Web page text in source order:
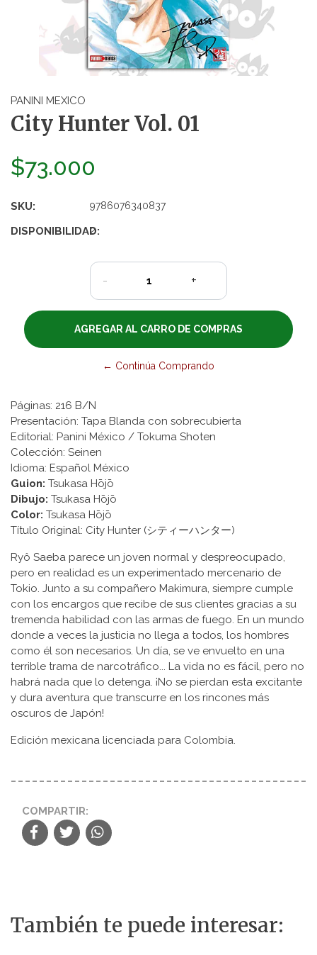
PANINI MEXICO
City Hunter Vol. 01
$73.000
SKU: 9786076340837
DISPONIBILIDAD:
2
- +
← Continúa Comprando
Páginas: 216 B/N
Presentación: Tapa Blanda con sobrecubierta
Editorial: Panini México / Tokuma Shoten
Colección: Seinen
Idioma: Español México
Guion: Tsukasa Hōjō
Dibujo: Tsukasa Hōjō
Color: Tsukasa Hōjō
Título Original: City Hunter (シティーハンター)
Ryô Saeba parece un joven normal y despreocupado,
pero en realidad es un experimentado mercenario de
Tokio. Junto a su compañero Makimura, siempre cumple
con los encargos que recibe de sus clientes gracias a su
tremenda habilidad con las armas de fuego. En un mundo
donde a veces la justicia no llega a todos, los hombres
como él son necesarios. Un día, se ve envuelto en una
terrible trama de narcotráfico... La vida no es fácil, pero no
habrá nada que lo detenga. ¡No se pierdan esta excitante
y dura aventura que transcurre en los rincones más
oscuros de Japón!
Edición mexicana licenciada para Colombia.
COMPARTIR:
También te puede interesar: